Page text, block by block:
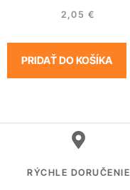
2,05 €
PRIDAŤ DO KOŠÍKA
RÝCHLE DORUČENIE